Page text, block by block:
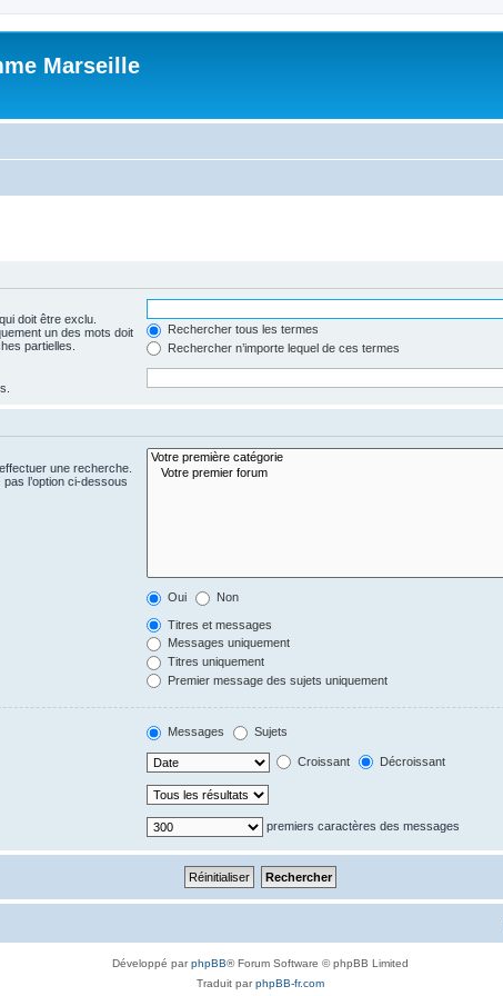
Marseille
doit être exclu.
un des mots doit
partielles.
Rechercher tous les termes
Rechercher n’importe lequel de ces termes
une recherche.
l’option ci-dessous
Oui Non
Titres et messages
Messages uniquement
Titres uniquement
Premier message des sujets uniquement
Messages Sujets
Croissant Décroissant
premiers caractères des messages
Développé parphpBB® Forum Software © phpBB Limited
Traduit parphpBB-fr.com